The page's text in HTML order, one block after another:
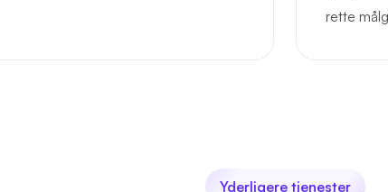
rette
Yderligere tjenester